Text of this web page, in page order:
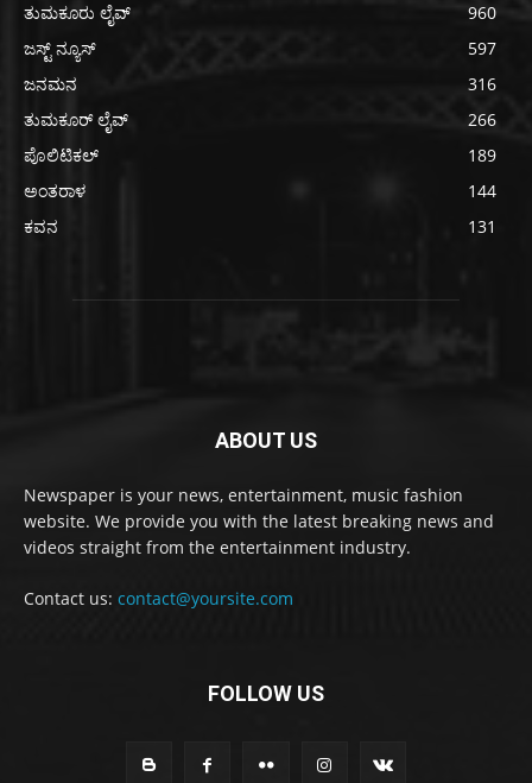
ತುಮಕೂರು ಲೈವ್
960
ಜಸ್ಟ್ ನ್ಯೂಸ್
597
ಜನಮನ
316
ತುಮಕೂರ್ ಲೈವ್
266
ಪೊಲಿಟಿಕಲ್
189
ಅಂತರಾಳ
144
ಕವನ
131
ABOUT US
Newspaper is your news, entertainment, music fashion
website. We provide you with the latest breaking news and
videos straight from the entertainment industry.
Contact us: contact@yoursite.com
FOLLOW US